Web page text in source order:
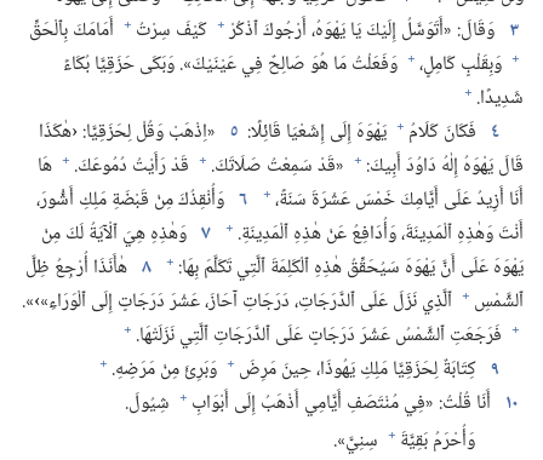
٣ وَقَالَ:‏ «أَتَوَسَّلُ إِلَيْكَ يَا يَهْوَهُ،‏ أَرْجُوكَ ٱذْكُرْ + كَيْفَ سِرْتُ + أَمَامَكَ بِٱلْحَقِّ
+ وَبِقَلْبٍ كَامِلٍ،‏ + وَفَعَلْتُ مَا هُوَ صَالِحٌ فِي عَيْنَيْكَ».‏ وَبَكَى حَزَقِيَّا بُكَاءً
شَدِيدًا.‏ +
٤ فَكَانَ كَلَامُ + يَهْوَهَ إِلَى إِشَعْيَا قَائِلًا:‏ ٥ ‏«اِذْهَبْ وَقُلْ لِحَزَقِيَّا:‏ ‹هٰكَذَا
قَالَ يَهْوَهُ إِلٰهُ دَاوُدَ أَبِيكَ:‏ + «قَدْ سَمِعْتُ صَلَاتَكَ.‏ + قَدْ رَأَيْتُ دُمُوعَكَ.‏ + هَا
أَنَا أَزِيدُ عَلَى أَيَّامِكَ خَمْسَ عَشْرَةَ سَنَةً،‏ + ٦ وَأُنْقِذُكَ مِنْ قَبْضَةِ مَلِكِ أَشُّورَ،‏
أَنْتَ وَهٰذِهِ ٱلْمَدِينَةَ،‏ وَأُدَافِعُ عَنْ هٰذِهِ ٱلْمَدِينَةِ.‏ + ٧ وَهٰذِهِ هِيَ ٱلْآيَةُ لَكَ مِنْ
يَهْوَهَ عَلَى أَنَّ يَهْوَهَ سَيُحَقِّقُ هٰذِهِ ٱلْكَلِمَةَ ٱلَّتِي تَكَلَّمَ بِهَا:‏ + ٨ هٰأَنَذَا أُرْجِعُ ظِلَّ
ٱلشَّمْسِ + ٱلَّذِي نَزَلَ عَلَى ٱلدَّرَجَاتِ،‏ دَرَجَاتِ آحَازَ،‏ عَشْرَ دَرَجَاتٍ إِلَى ٱلْوَرَاءِ»›».‏
+ فَرَجَعَتِ ٱلشَّمْسُ عَشْرَ دَرَجَاتٍ عَلَى ٱلدَّرَجَاتِ ٱلَّتِي نَزَلَتْهَا.‏ +
٩ كِتَابَةٌ لِحَزَقِيَّا مَلِكِ يَهُوذَا،‏ حِينَ مَرِضَ + وَبَرِئَ مِنْ مَرَضِهِ.‏ +
١٠ أَنَا قُلْتُ:‏ «فِي مُنْتَصَفِ أَيَّامِي أَذْهَبُ إِلَى أَبْوَابِ + شِيُولَ.‏
وَأُحْرَمُ بَقِيَّةَ + سِنِيَّ».‏